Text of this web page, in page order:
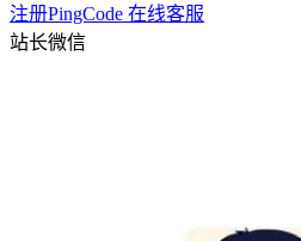
注册PingCode 在线客服
站长微信